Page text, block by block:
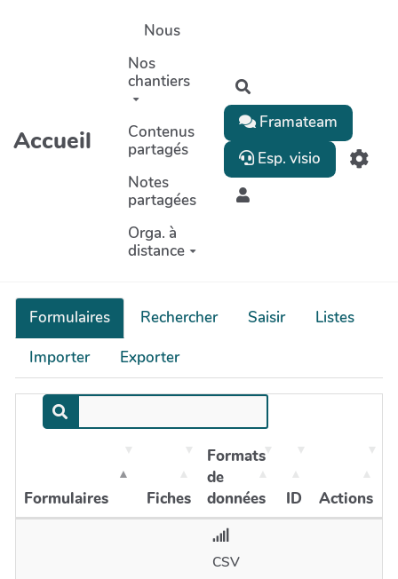
Aller au contenu principal
Accueil
Nous
Nos
chantiers
Contenus
partagés
Notes
partagées
Orga. à
distance
Framateam
Esp. visio
Formulaires Rechercher Saisir
Listes
Importer
Exporter
Formulaires Fiches
Formats
de
données
ID Actions
CSV